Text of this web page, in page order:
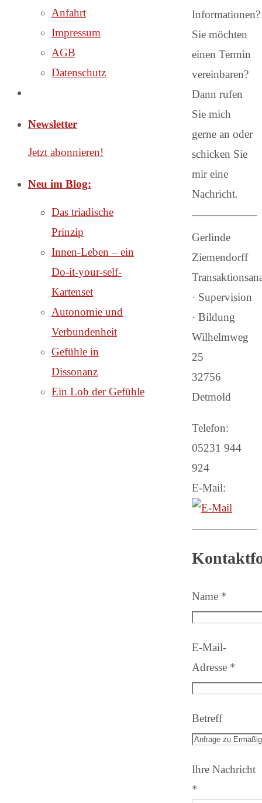
Informationen?
Sie möchten
einen Termin
vereinbaren?
Dann rufen
Sie mich
gerne an oder
schicken Sie
mir eine
Nachricht.
Gerlinde
Ziemendorff
· Supervision
· Bildung
Wilhelmweg
25
32756
Detmold
Telefon:
05231 944
924
E-Mail:
Name *
E-Mail-
Adresse *
Betreff
Ihre Nachricht
*
Anfahrt
Impressum
AGB
Datenschutz
Newsletter
Jetzt abonnieren!
Neu im Blog:
Das triadische
Prinzip
Innen-Leben – ein
Do-it-your-self-
Kartenset
Autonomie und
Verbundenheit
Gefühle in
Dissonanz
Ein Lob der Gefühle